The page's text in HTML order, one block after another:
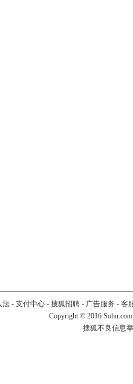
法- 支付中心- 搜狐招聘- 广告服务 - 客
Copyright © 2016
搜狐不良信息